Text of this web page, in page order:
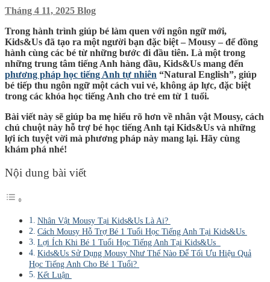
Tháng 4 11, 2025 Blog
Trong hành trình giúp bé làm quen với ngôn ngữ mới,
Kids&Us đã tạo ra một người bạn đặc biệt – Mousy – để đồng
hành cùng các bé từ những bước đi đầu tiên. Là một trong
những trung tâm tiếng Anh hàng đầu, Kids&Us mang đến
phương pháp học tiếng Anh tự nhiên “Natural English”, giúp
bé tiếp thu ngôn ngữ một cách vui vẻ, không áp lực, đặc biệt
trong các khóa học tiếng Anh cho trẻ em từ 1 tuổi.
Bài viết này sẽ giúp ba mẹ hiểu rõ hơn về nhân vật Mousy, cách
chú chuột này hỗ trợ bé học tiếng Anh tại Kids&Us và những
lợi ích tuyệt vời mà phương pháp này mang lại. Hãy cùng
khám phá nhé!
Nội dung bài viết
Nhân Vật Mousy Tại Kids&Us Là Ai?
Cách Mousy Hỗ Trợ Bé 1 Tuổi Học Tiếng Anh Tại Kids&Us
Lợi Ích Khi Bé 1 Tuổi Học Tiếng Anh Tại Kids&Us
Kids&Us Sử Dụng Mousy Như Thế Nào Để Tối Ưu Hiệu Quả
Học Tiếng Anh Cho Bé 1 Tuổi?
Kết Luận